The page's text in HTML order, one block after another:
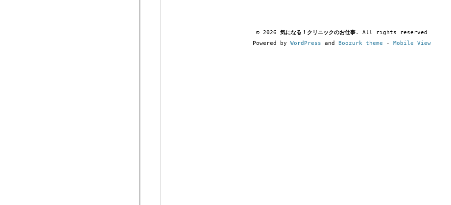
© 2026 気になる！クリニックのお仕事. All rights reserved
Powered by WordPress and Boozurk theme - Mobile View